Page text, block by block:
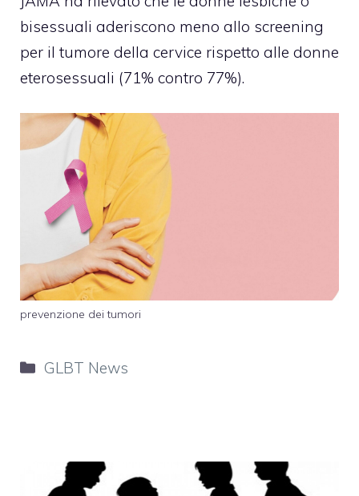
bisessuali aderiscono meno allo screening
per il tumore della cervice rispetto alle donne
eterosessuali (71% contro 77%).
prevenzione dei tumori
Categorie
GLBT News